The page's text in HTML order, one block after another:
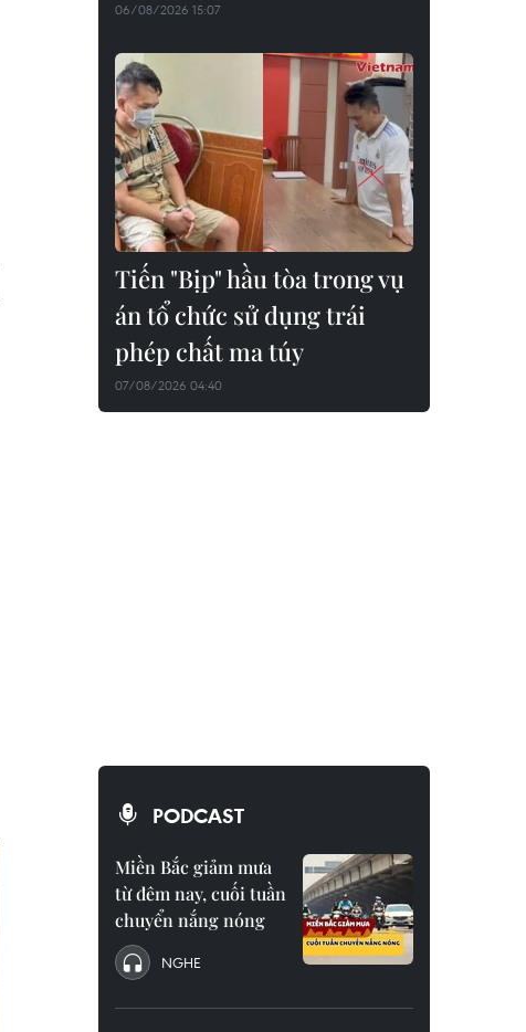
06/08/2026 15:07
Tiến "Bịp" hầu tòa trong vụ
án tổ chức sử dụng trái
phép chất ma túy
07/08/2026 04:40
PODCAST
Miền Bắc giảm mưa
từ đêm nay, cuối tuần
chuyển nắng nóng
NGHE